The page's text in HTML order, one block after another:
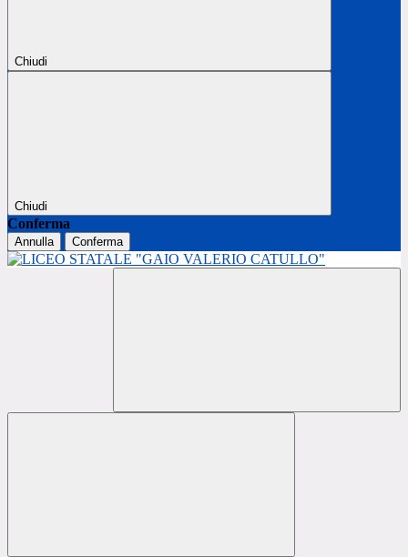
Chiudi
Chiudi
Conferma
Annulla Conferma